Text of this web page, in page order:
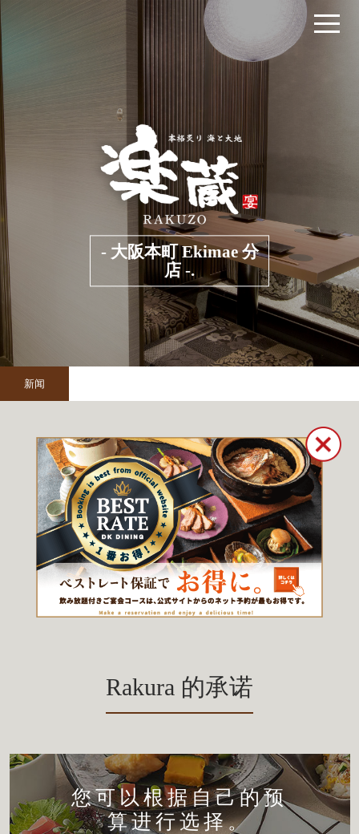
- 大阪本町 Ekimae 分
店 -.
新闻
Rakura 的承诺
您可以根据自己的预
算进行选择。